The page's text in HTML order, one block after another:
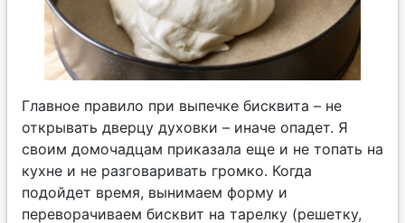
Главное правило при выпечке бисквита – не
открывать дверцу духовки – иначе опадет. Я
своим домочадцам приказала еще и не топать на
кухне и не разговаривать громко. Когда
подойдет время, вынимаем форму и
переворачиваем бисквит на тарелку (решетку,